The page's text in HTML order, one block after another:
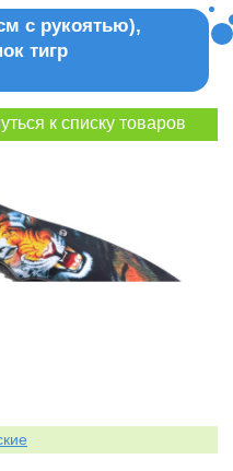
с рукоятью),
тигр
к списку товаров